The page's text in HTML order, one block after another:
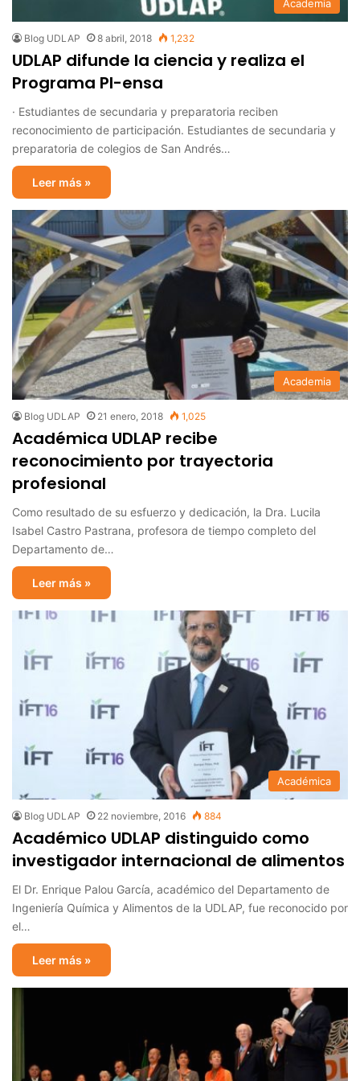
Academia
Blog UDLAP 8 abril, 2018 1,232
UDLAP difunde la ciencia y realiza el
Programa PI-ensa
· Estudiantes de secundaria y preparatoria reciben
reconocimiento de participación. Estudiantes de secundaria y
preparatoria de colegios de San Andrés…
Leer más »
Academia
Blog UDLAP 21 enero, 2018 1,025
Académica UDLAP recibe
reconocimiento por trayectoria
profesional
Como resultado de su esfuerzo y dedicación, la Dra. Lucila
Isabel Castro Pastrana, profesora de tiempo completo del
Departamento de…
Leer más »
Académica
Blog UDLAP 22 noviembre, 2016 884
Académico UDLAP distinguido como
investigador internacional de alimentos
El Dr. Enrique Palou García, académico del Departamento de
Ingeniería Química y Alimentos de la UDLAP, fue reconocido por
el…
Leer más »